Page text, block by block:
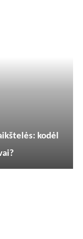
kodėl